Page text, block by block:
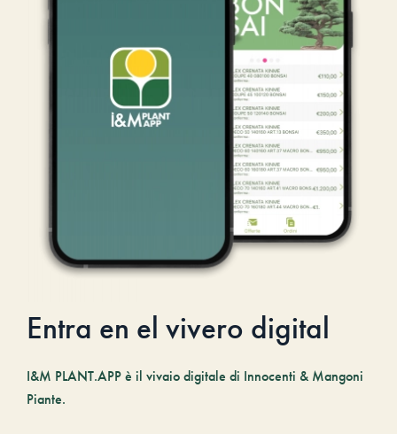
Entra en el vivero digital
I&M PLANT.APP è il vivaio digitale di Innocenti & Mangoni
Piante.